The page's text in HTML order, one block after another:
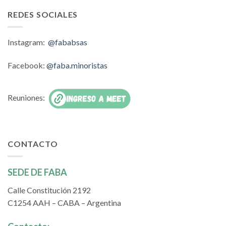
REDES SOCIALES
Instagram: @fababsas
Facebook: @faba.minoristas
Reuniones:
CONTACTO
SEDE DE FABA
Calle Constitución 2192
C1254 AAH – CABA – Argentina